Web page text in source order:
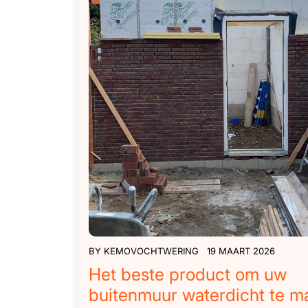
BY KEMOVOCHTWERING 19 MAART 2026
Het beste product om uw
buitenmuur waterdicht te